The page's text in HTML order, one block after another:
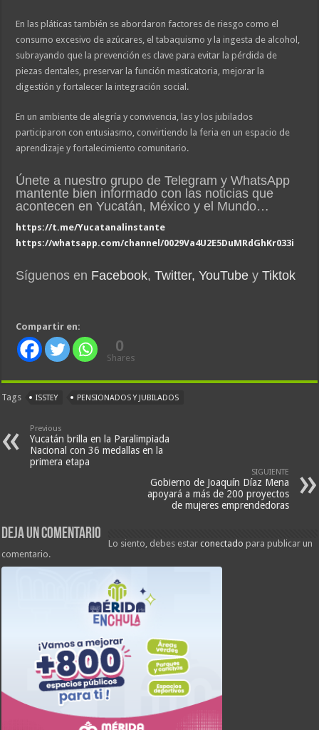
En las pláticas también se abordaron factores de riesgo como el
consumo excesivo de azúcares, el tabaquismo y la ingesta de alcohol,
subrayando que la prevención es clave para evitar la pérdida de
piezas dentales, preservar la función masticatoria, mejorar la
digestión y fortalecer la integración social.
En un ambiente de alegría y convivencia, las y los jubilados
participaron con entusiasmo, convirtiendo la feria en un espacio de
aprendizaje y fortalecimiento comunitario.
Únete a nuestro grupo de Telegram y WhatsApp
mantente bien informado con las noticias que
acontecen en Yucatán, México y el Mundo…
https://t.me/Yucatanalinstante
https://whatsapp.com/channel/0029Va4U2E5DuMRdGhKr033i
Síguenos en Facebook,Twitter, YouTube yTiktok
Compartir en:
0
Shares
Tags ISSTEY PENSIONADOS Y JUBILADOS
Previous
Yucatán brilla en la Paralimpiada
Nacional con 36 medallas en la
primera etapa
SIGUIENTE
Gobierno de Joaquín Díaz Mena
apoyará a más de 200 proyectos
de mujeres emprendedoras
Deja un comentario
Lo siento, debes estarconectado para publicar un
comentario.